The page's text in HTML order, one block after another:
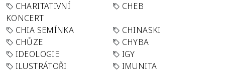
CHARITATIVNÍ
KONCERT
CHEB
CHIA SEMÍNKA
CHINASKI
CHŮZE
CHYBA
IDEOLOGIE
IGY
ILUSTRÁTOŘI
IMUNITA